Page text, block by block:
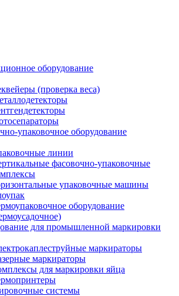
оборудование
(проверка веса)
упаковочное оборудование
линии
фасовочно-упаковочные
упаковочные машины
оборудование
для промышленной маркировки
маркираторы
маркираторы
для маркировки яйца
системы